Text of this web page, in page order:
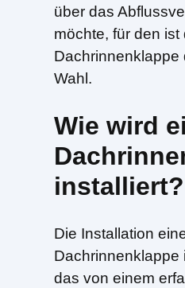
über das
möchte, für den ist
Dachrinnenklappe
Wahl.
Wie wird
installiert?
Die Installation
Dachrinnenklappe
das von einem